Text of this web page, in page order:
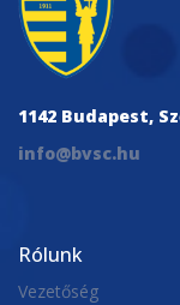
hevesiekkel,
okt. 18, 2024
az Ortigia
Manna ABC
1142 Budapest,
info@bvsc.hu
Rólunk
Vezetőség